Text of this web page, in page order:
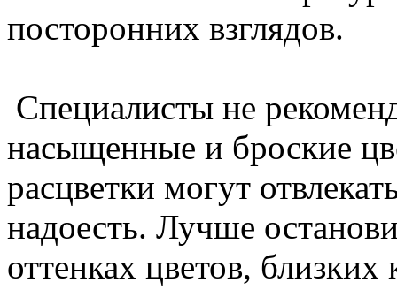
посторонних взглядов.
Специалисты не
насыщенные и броские
расцветки могут
надоесть. Лучше
оттенках цветов,